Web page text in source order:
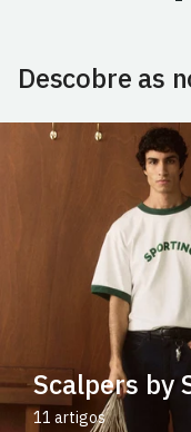
Descobre as
Scalpers by
11 artigos